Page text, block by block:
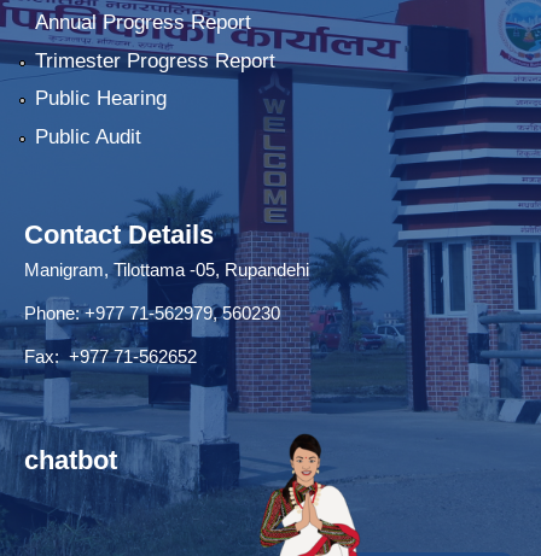
Annual Progress Report
Trimester Progress Report
Public Hearing
Public Audit
Contact Details
Manigram, Tilottama -05, Rupandehi
Phone: +977 71-562979, 560230
Fax: +977 71-562652
chatbot